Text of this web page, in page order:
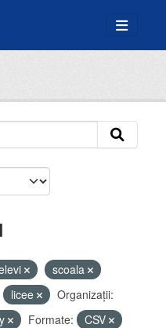
scoala
licee
Organizații:
Formate:
CSV